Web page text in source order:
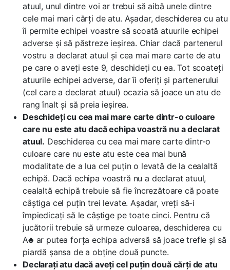
atuul, unul dintre voi ar trebui să aibă unele dintre
cele mai mari cărți de atu. Așadar, deschiderea cu atu
îi permite echipei voastre să scoată atuurile echipei
adverse și să păstreze ieșirea. Chiar dacă partenerul
vostru a declarat atuul și cea mai mare carte de atu
pe care o aveți este 9, deschideți cu ea. Tot scoateți
atuurile echipei adverse, dar îi oferiți și partenerului
(cel care a declarat atuul) ocazia să joace un atu de
rang înalt și să preia ieșirea.
Deschideți cu cea mai mare carte dintr-o culoare
care nu este atu dacă echipa voastră nu a declarat
atuul. Deschiderea cu cea mai mare carte dintr-o
culoare care nu este atu este cea mai bună
modalitate de a lua cel puțin o levată de la cealaltă
echipă. Dacă echipa voastră nu a declarat atuul,
cealaltă echipă trebuie să fie încrezătoare că poate
câștiga cel puțin trei levate. Așadar, vreți să-i
împiedicați să le câștige pe toate cinci. Pentru că
jucătorii trebuie să urmeze culoarea, deschiderea cu
A♣ ar putea forța echipa adversă să joace trefle și să
piardă șansa de a obține două puncte.
Declarați atu dacă aveți cel puțin două cărți de atu